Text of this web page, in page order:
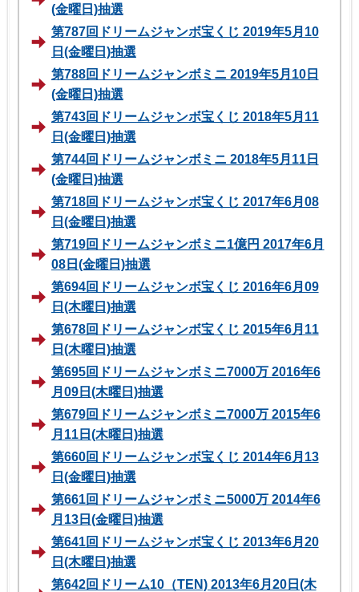
(金曜日)抽選
第787回ドリームジャンボ宝くじ 2019年5月10
日(金曜日)抽選
第788回ドリームジャンボミニ 2019年5月10日
(金曜日)抽選
第743回ドリームジャンボ宝くじ 2018年5月11
日(金曜日)抽選
第744回ドリームジャンボミニ 2018年5月11日
(金曜日)抽選
第718回ドリームジャンボ宝くじ 2017年6月08
日(金曜日)抽選
第719回ドリームジャンボミニ1億円 2017年6月
08日(金曜日)抽選
第694回ドリームジャンボ宝くじ 2016年6月09
日(木曜日)抽選
第678回ドリームジャンボ宝くじ 2015年6月11
日(木曜日)抽選
第695回ドリームジャンボミニ7000万 2016年6
月09日(木曜日)抽選
第679回ドリームジャンボミニ7000万 2015年6
月11日(木曜日)抽選
第660回ドリームジャンボ宝くじ 2014年6月13
日(金曜日)抽選
第661回ドリームジャンボミニ5000万 2014年6
月13日(金曜日)抽選
第641回ドリームジャンボ宝くじ 2013年6月20
日(木曜日)抽選
第642回ドリーム10（TEN) 2013年6月20日(木